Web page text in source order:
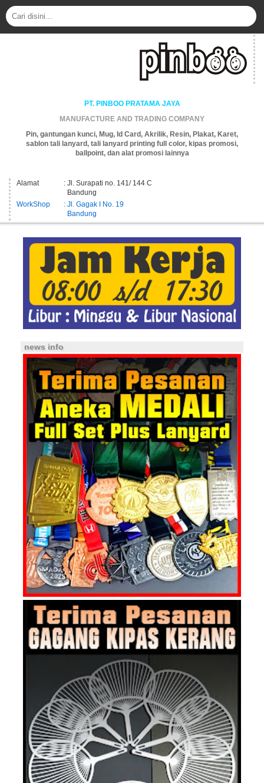
PT. PINBOO PRATAMA JAYA
MANUFACTURE AND TRADING COMPANY
Pin, gantungan kunci, Mug, Id Card, Akrilik, Resin, Plakat, Karet,
sablon tali lanyard, tali lanyard printing full color, kipas promosi,
ballpoint, dan alat promosi lainnya
Alamat
: Jl. Surapati no. 141/ 144 C
Bandung
WorkShop
: Jl. Gagak I No. 19
Bandung
news info